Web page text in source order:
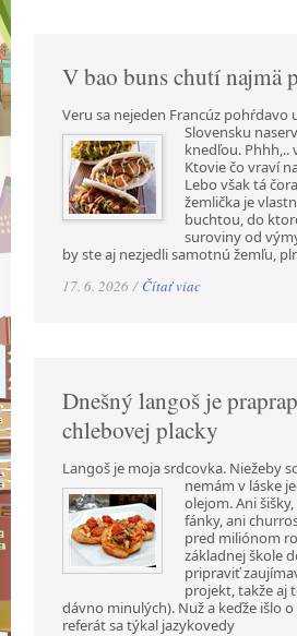
V bao buns chutí najmä
Veru sa nejeden Francúz pohŕdavo
Slovensku
knedľou. Phhh,..
Ktovie čo vraví
Lebo však tá
žemlička je
buchtou, do
suroviny od
by ste aj nezjedli samotnú žemľu,
17. 6. 2026 / Čítať viac
Dnešný langoš je
chlebovej placky
Langoš je moja srdcovka. Niežeby
nemám v láske
olejom. Ani
fánky, ani
pred miliónom
základnej škole
pripraviť
projekt, takže aj
dávno minulých). Nuž a keďže išlo
referát sa týkal jazykovedy